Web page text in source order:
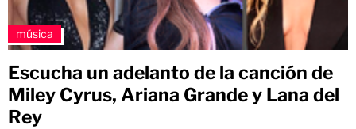
música
Escucha un adelanto de la canción de
Miley Cyrus, Ariana Grande y Lana del
Rey